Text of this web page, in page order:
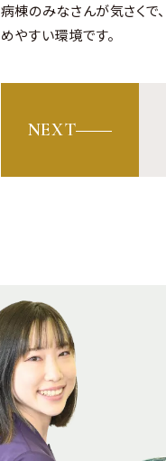
病棟のみなさんが気さくで
めやすい環境です。
NEXT